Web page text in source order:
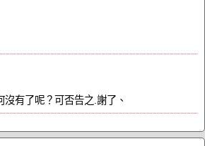
有了呢？可否告之.謝了、